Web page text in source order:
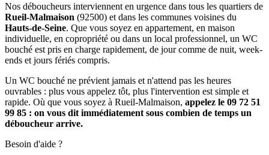
Nos déboucheurs interviennent en urgence dans tous les quartiers de
Rueil-Malmaison (92500) et dans les communes voisines du
Hauts-de-Seine. Que vous soyez en appartement, en maison
individuelle, en copropriété ou dans un local professionnel, un WC
bouché est pris en charge rapidement, de jour comme de nuit, week-
ends et jours fériés compris.
Un WC bouché ne prévient jamais et n'attend pas les heures
ouvrables : plus vous appelez tôt, plus l'intervention est simple et
rapide. Où que vous soyez à Rueil-Malmaison, appelez le 09 72 51
99 85 : on vous dit immédiatement sous combien de temps un
déboucheur arrive.
Besoin d'aide ?